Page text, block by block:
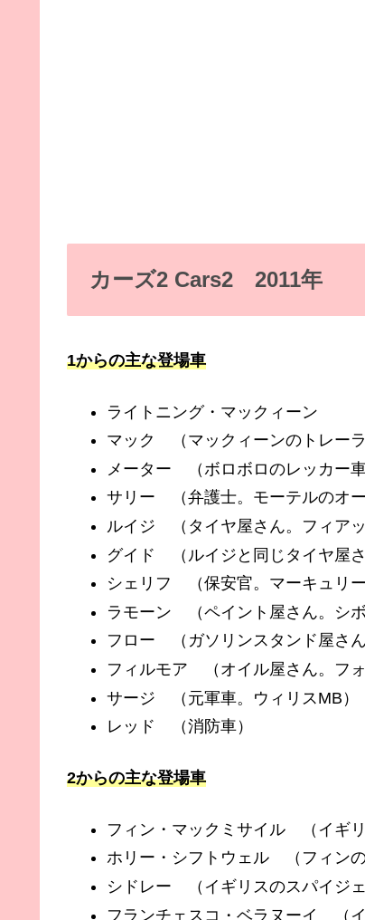
カーズ2 Cars2 2011年
1からの主な登場車
ライトニング・マックィーン
マック （マックィーンのトレーラ
メーター （ボロボロのレッカー車
サリー （弁護士。モーテルのオー
ルイジ （タイヤ屋さん。フィアッ
グイド （ルイジと同じタイヤ屋
シェリフ （保安官。マーキュリー
ラモーン （ペイント屋さん。シボ
フロー （ガソリンスタンド屋さん
フィルモア （オイル屋さん。フォ
サージ （元軍車。ウィリスMB）
レッド （消防車）
2からの主な登場車
フィン・マックミサイル （イギリ
ホリー・シフトウェル （フィンの
シドレー （イギリスのスパイジェ
フランチェスコ・ベラヌーイ （イ